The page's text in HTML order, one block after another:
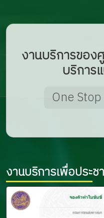
งานบริการขอ
บริการ
One Stop
งานบริการเพื่อประช